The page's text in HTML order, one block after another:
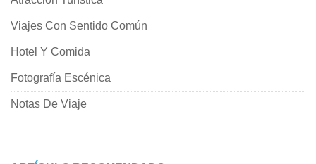
Viajes Con Sentido Común
Hotel Y Comida
Fotografía Escénica
Notas De Viaje